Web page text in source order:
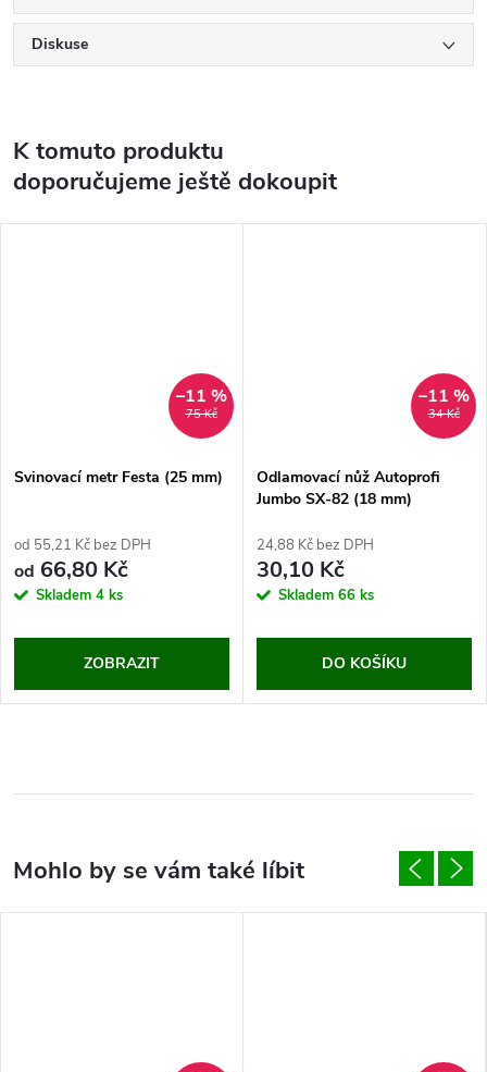
Diskuse
K tomuto produktu
doporučujeme ještě dokoupit
75 Kč
–11 %
Svinovací metr Festa (25 mm)
od 55,21 Kč bez DPH
od 66,80 Kč
Skladem 4 ks
ZOBRAZIT
34 Kč
–11 %
Odlamovací nůž Autoprofi
Jumbo SX-82 (18 mm)
24,88 Kč bez DPH
30,10 Kč
Skladem 66 ks
DO KOŠÍKU